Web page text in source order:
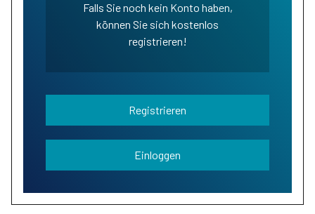
Falls Sie noch kein Konto haben,
können Sie sich kostenlos
registrieren!
Registrieren
Einloggen